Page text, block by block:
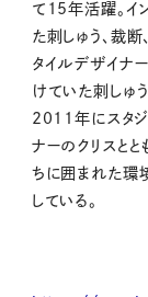
て15年活躍。イ
た刺しゅう、裁
タイルデザイナ
けていた刺しゅ
2011年にスタジ
ナーのクリスと
ちに囲まれた環
している。